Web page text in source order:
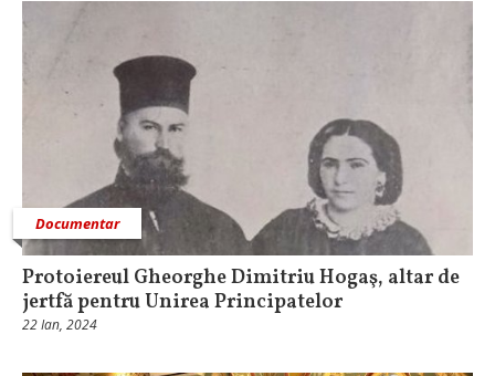
Documentar
Protoiereul Gheorghe Dimitriu Hogaş, altar de
jertfă pentru Unirea Principatelor
22 Ian, 2024